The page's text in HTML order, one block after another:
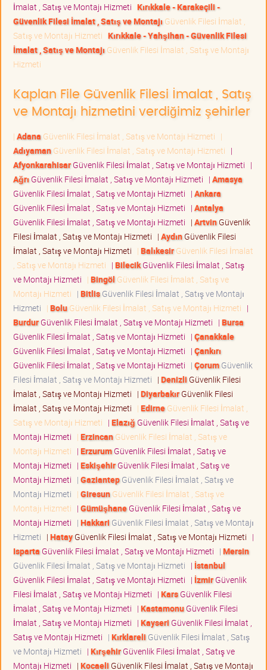
İmalat , Satış ve Montajı Hizmeti Kırıkkale - Karakeçili -
Güvenlik Filesi İmalat , Satış ve Montajı Güvenlik Filesi İmalat ,
Satış ve Montajı Hizmeti Kırıkkale - Yahşihan - Güvenlik Filesi
İmalat , Satış ve Montajı Güvenlik Filesi İmalat , Satış ve Montajı
Hizmeti
Kaplan File Güvenlik Filesi İmalat , Satış
ve Montajı hizmetini verdiğimiz şehirler
| Adana Güvenlik Filesi İmalat , Satış ve Montajı Hizmeti |
AdıyamanGüvenlik Filesi İmalat , Satış ve Montajı Hizmeti |
AfyonkarahisarGüvenlik Filesi İmalat , Satış ve Montajı Hizmeti |
Ağrı Güvenlik Filesi İmalat , Satış ve Montajı Hizmeti | Amasya
Güvenlik Filesi İmalat , Satış ve Montajı Hizmeti | Ankara
Güvenlik Filesi İmalat , Satış ve Montajı Hizmeti | Antalya
Güvenlik Filesi İmalat , Satış ve Montajı Hizmeti | ArtvinGüvenlik
Filesi İmalat , Satış ve Montajı Hizmeti | AydınGüvenlik Filesi
İmalat , Satış ve Montajı Hizmeti | BalıkesirGüvenlik Filesi İmalat
, Satış ve Montajı Hizmeti | BilecikGüvenlik Filesi İmalat , Satış
ve Montajı Hizmeti | Bingöl Güvenlik Filesi İmalat , Satış ve
Montajı Hizmeti | BitlisGüvenlik Filesi İmalat , Satış ve Montajı
Hizmeti | BoluGüvenlik Filesi İmalat , Satış ve Montajı Hizmeti |
BurdurGüvenlik Filesi İmalat , Satış ve Montajı Hizmeti | Bursa
Güvenlik Filesi İmalat , Satış ve Montajı Hizmeti | Çanakkale
Güvenlik Filesi İmalat , Satış ve Montajı Hizmeti | Çankırı
Güvenlik Filesi İmalat , Satış ve Montajı Hizmeti | ÇorumGüvenlik
Filesi İmalat , Satış ve Montajı Hizmeti | Denizli Güvenlik Filesi
İmalat , Satış ve Montajı Hizmeti | DiyarbakırGüvenlik Filesi
İmalat , Satış ve Montajı Hizmeti | EdirneGüvenlik Filesi İmalat ,
Satış ve Montajı Hizmeti | Elazığ Güvenlik Filesi İmalat , Satış ve
Montajı Hizmeti | ErzincanGüvenlik Filesi İmalat , Satış ve
Montajı Hizmeti | ErzurumGüvenlik Filesi İmalat , Satış ve
Montajı Hizmeti | EskişehirGüvenlik Filesi İmalat , Satış ve
Montajı Hizmeti | GaziantepGüvenlik Filesi İmalat , Satış ve
Montajı Hizmeti | GiresunGüvenlik Filesi İmalat , Satış ve
Montajı Hizmeti | GümüşhaneGüvenlik Filesi İmalat , Satış ve
Montajı Hizmeti | Hakkari Güvenlik Filesi İmalat , Satış ve Montajı
Hizmeti | HatayGüvenlik Filesi İmalat , Satış ve Montajı Hizmeti |
Isparta Güvenlik Filesi İmalat , Satış ve Montajı Hizmeti | Mersin
Güvenlik Filesi İmalat , Satış ve Montajı Hizmeti | İstanbul
Güvenlik Filesi İmalat , Satış ve Montajı Hizmeti | İzmirGüvenlik
Filesi İmalat , Satış ve Montajı Hizmeti | KarsGüvenlik Filesi
İmalat , Satış ve Montajı Hizmeti | KastamonuGüvenlik Filesi
İmalat , Satış ve Montajı Hizmeti | Kayseri Güvenlik Filesi İmalat ,
Satış ve Montajı Hizmeti | Kırklareli Güvenlik Filesi İmalat , Satış
ve Montajı Hizmeti | KırşehirGüvenlik Filesi İmalat , Satış ve
Montajı Hizmeti | Kocaeli Güvenlik Filesi İmalat , Satış ve Montajı